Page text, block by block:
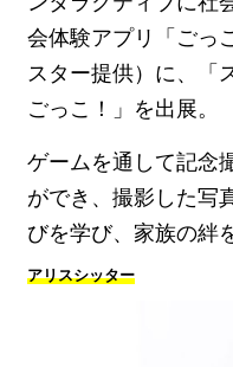
会体験アプリ「ごっ
スター提供）に、「
ごっこ！」を出展。
ゲームを通して記念
ができ、撮影した写
びを学び、家族の絆
アリスシッター